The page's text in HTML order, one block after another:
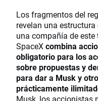
Los fragmentos del
revelan una
una compañía de
SpaceXcombina
obligatorio para los
sobre propuestas y
para dar a Musk y
prácticamente
Musk, los accionistas